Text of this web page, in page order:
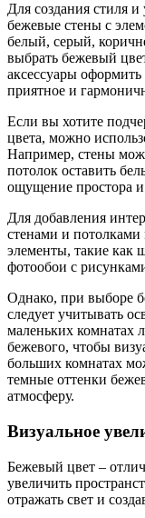
Для создания стиля
бежевые стены с
белый, серый,
выбрать бежевый
аксессуары оформить
приятное и
Если вы хотите
цвета, можно
Например, стены
потолок оставить
ощущение простора и
Для добавления
стенами и потолками
элементы, такие как
фотообои с
Однако, при выборе
следует учитывать
маленьких комнатах
бежевого, чтобы
больших комнатах
темные оттенки
атмосферу.
Визуальное
Бежевый цвет –
увеличить
отражать свет и